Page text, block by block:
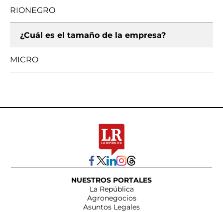
RIONEGRO
¿Cuál es el tamaño de la empresa?
MICRO
NUESTROS PORTALES
La República
Agronegocios
Asuntos Legales